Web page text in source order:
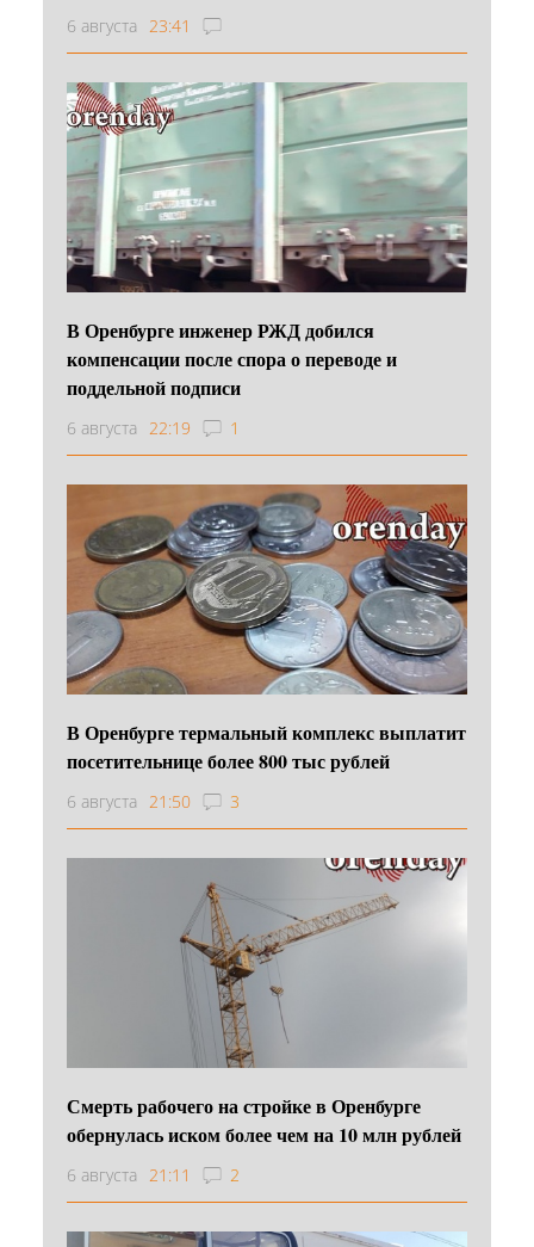
6 августа 23:41
В Оренбурге инженер РЖД добился
компенсации после спора о переводе и
поддельной подписи
6 августа 22:19 1
В Оренбурге термальный комплекс выплатит
посетительнице более 800 тыс рублей
6 августа 21:50 3
Смерть рабочего на стройке в Оренбурге
обернулась иском более чем на 10 млн рублей
6 августа 21:11 2